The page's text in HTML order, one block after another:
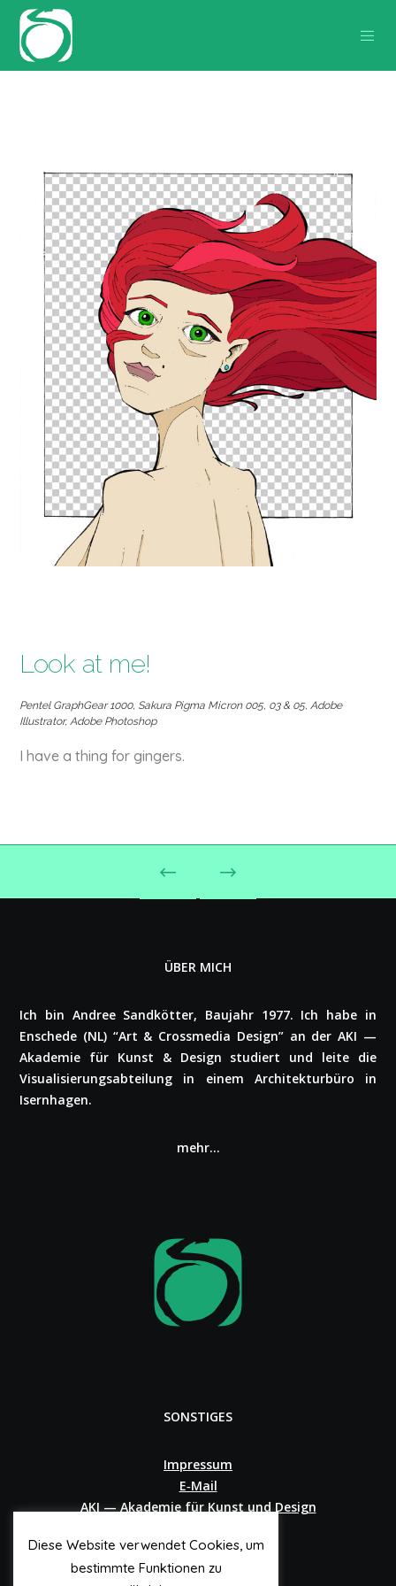
Look at me!
Pentel GraphGear 1000, Sakura Pigma Micron 005, 03 & 05, Adobe
Illustrator, Adobe Photoshop
I have a thing for gingers.
ÜBER MICH
Ich bin Andree Sand­köt­ter, Baujahr 1977. Ich habe in
Enschede (NL) “Art & Cross­me­dia Design” an der AKI —
Akademie für Kunst & Design studiert und leite die
Visua­li­sie­rungs­ab­tei­lung in einem Archi­tek­tur­bü­ro in
Isern­ha­gen.
mehr…
SONSTIGES
Impressum
E‑Mail
AKI — Akademie für Kunst und Design
Diese Website verwendet Cookies, um
bestimmte Funktionen zu